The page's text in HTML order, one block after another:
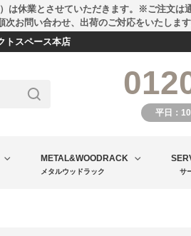
は休業とさせていただきます。※ご注文は
お問い合わせ、出荷のご対応をいたします
トスペース本店
平日：
METAL&WOODRACK
メタルウッドラック サ